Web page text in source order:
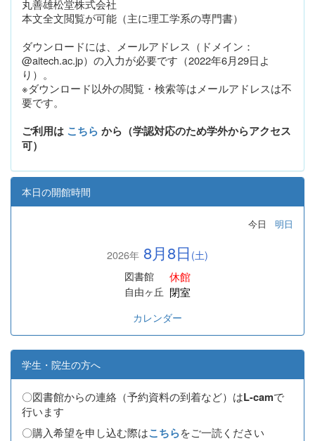
丸善雄松堂株式会社
本文全文閲覧が可能（主に理工学系の専門書）
ダウンロードには、メールアドレス（ドメイン：
@aitech.ac.jp）の入力が必要です（2022年6月29日よ
り）。
※ダウンロード以外の閲覧・検索等はメールアドレスは不
要です。
ご利用は こちら から（学認対応のため学外からアクセス
可）
本日の開館時間
今日 明日
2026年 8月8日 (土)
図書館
休館
自由ヶ丘 閉室
カレンダー
学生・院生の方へ
〇図書館からの連絡（予約資料の到着など）はL-camで
行います
〇購入希望を申し込む際はこちらをご一読ください